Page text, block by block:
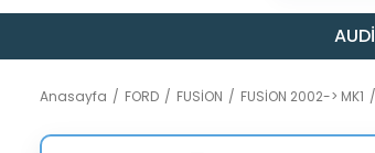
AUDİ
Anasayfa FORD FUSİON FUSİON 2002-> MK1